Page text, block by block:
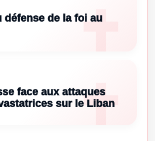
défense de la foi au
face aux attaques
sur le Liban